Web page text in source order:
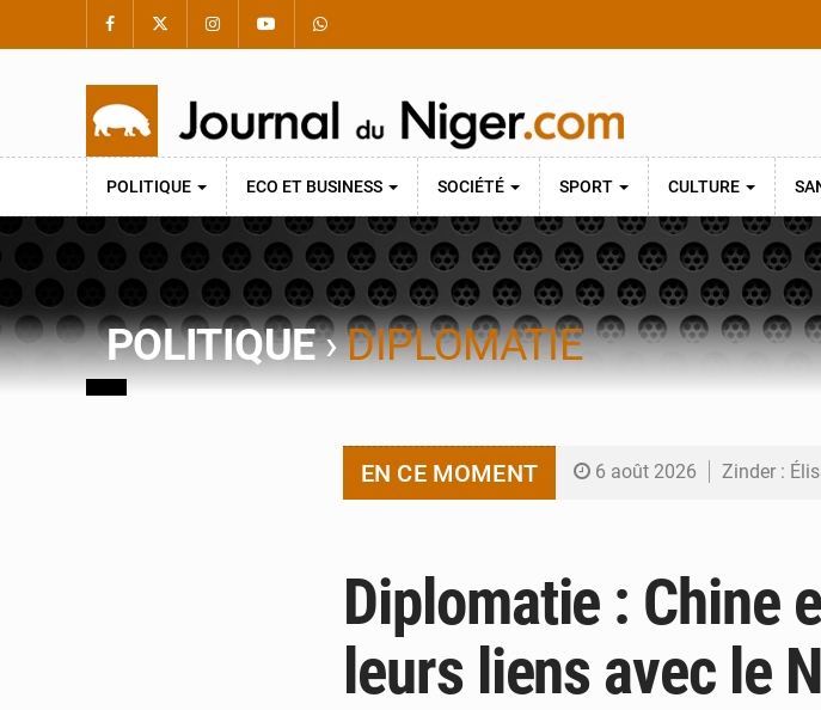
POLITIQUE ECO ET BUSINESS SOCIÉTÉ SPORT CULTURE
POLITIQUE›DIPLOMATIE
EN CE MOMENT 6 août 2026 Zinder :
6 août 2026 Niger :
6 août 2026 Chasse aux
5 août 2026 Tibiri : le
Diplomatie : Chine
leurs liens avec le